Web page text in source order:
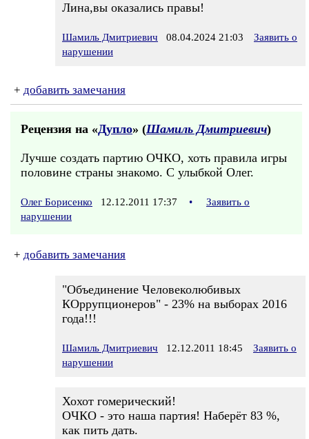
Лина,вы оказались правы!
Шамиль Дмитриевич 08.04.2024 21:03
Заявить о
нарушении
+ добавить замечания
Рецензия на «Дупло» (Шамиль Дмитриевич)
Лучше создать партию ОЧКО, хоть правила игры
половине страны знакомо. С улыбкой Олег.
Олег Борисенко 12.12.2011 17:37 •
Заявить о
нарушении
+ добавить замечания
"Объединение Человеколюбивых
КОррупционеров" - 23% на выборах 2016
года!!!
Шамиль Дмитриевич 12.12.2011 18:45
Заявить о
нарушении
Хохот гомерический!
ОЧКО - это наша партия! Наберёт 83 %,
как пить дать.